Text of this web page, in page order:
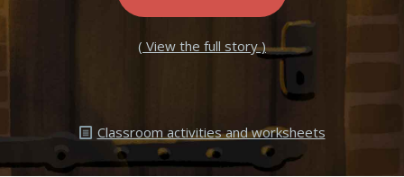
( View the full story )
Classroom activities and worksheets